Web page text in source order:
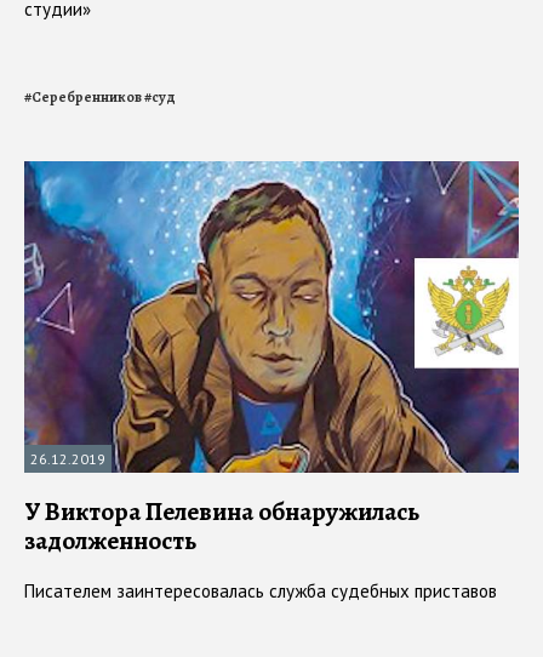
студии»
#Серебренников#суд
26.12.2019
У Виктора Пелевина обнаружилась
задолженность
Писателем заинтересовалась служба судебных приставов